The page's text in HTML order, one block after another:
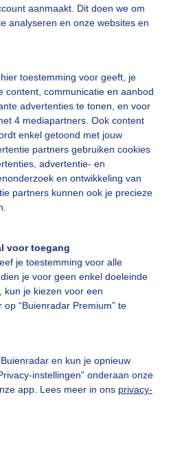
aanmaakt. Dit doen we om
analyseren en onze websites en
toestemming voor geeft, je
content, communicatie en aanbod
advertenties te tonen, en voor
4 mediapartners. Ook content
enkel getoond met jouw
partners gebruiken cookies
advertentie- en
en ontwikkeling van
partners kunnen ook je precieze
voor toegang
je toestemming voor alle
je voor geen enkel doeleinde
kun je kiezen voor een
“Buienradar Premium” te
en kun je opnieuw
instellingen” onderaan onze
app. Lees meer in ons privacy-